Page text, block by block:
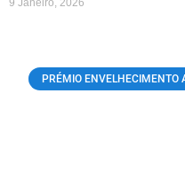
PRÉMIO ENVELHECIMENTO